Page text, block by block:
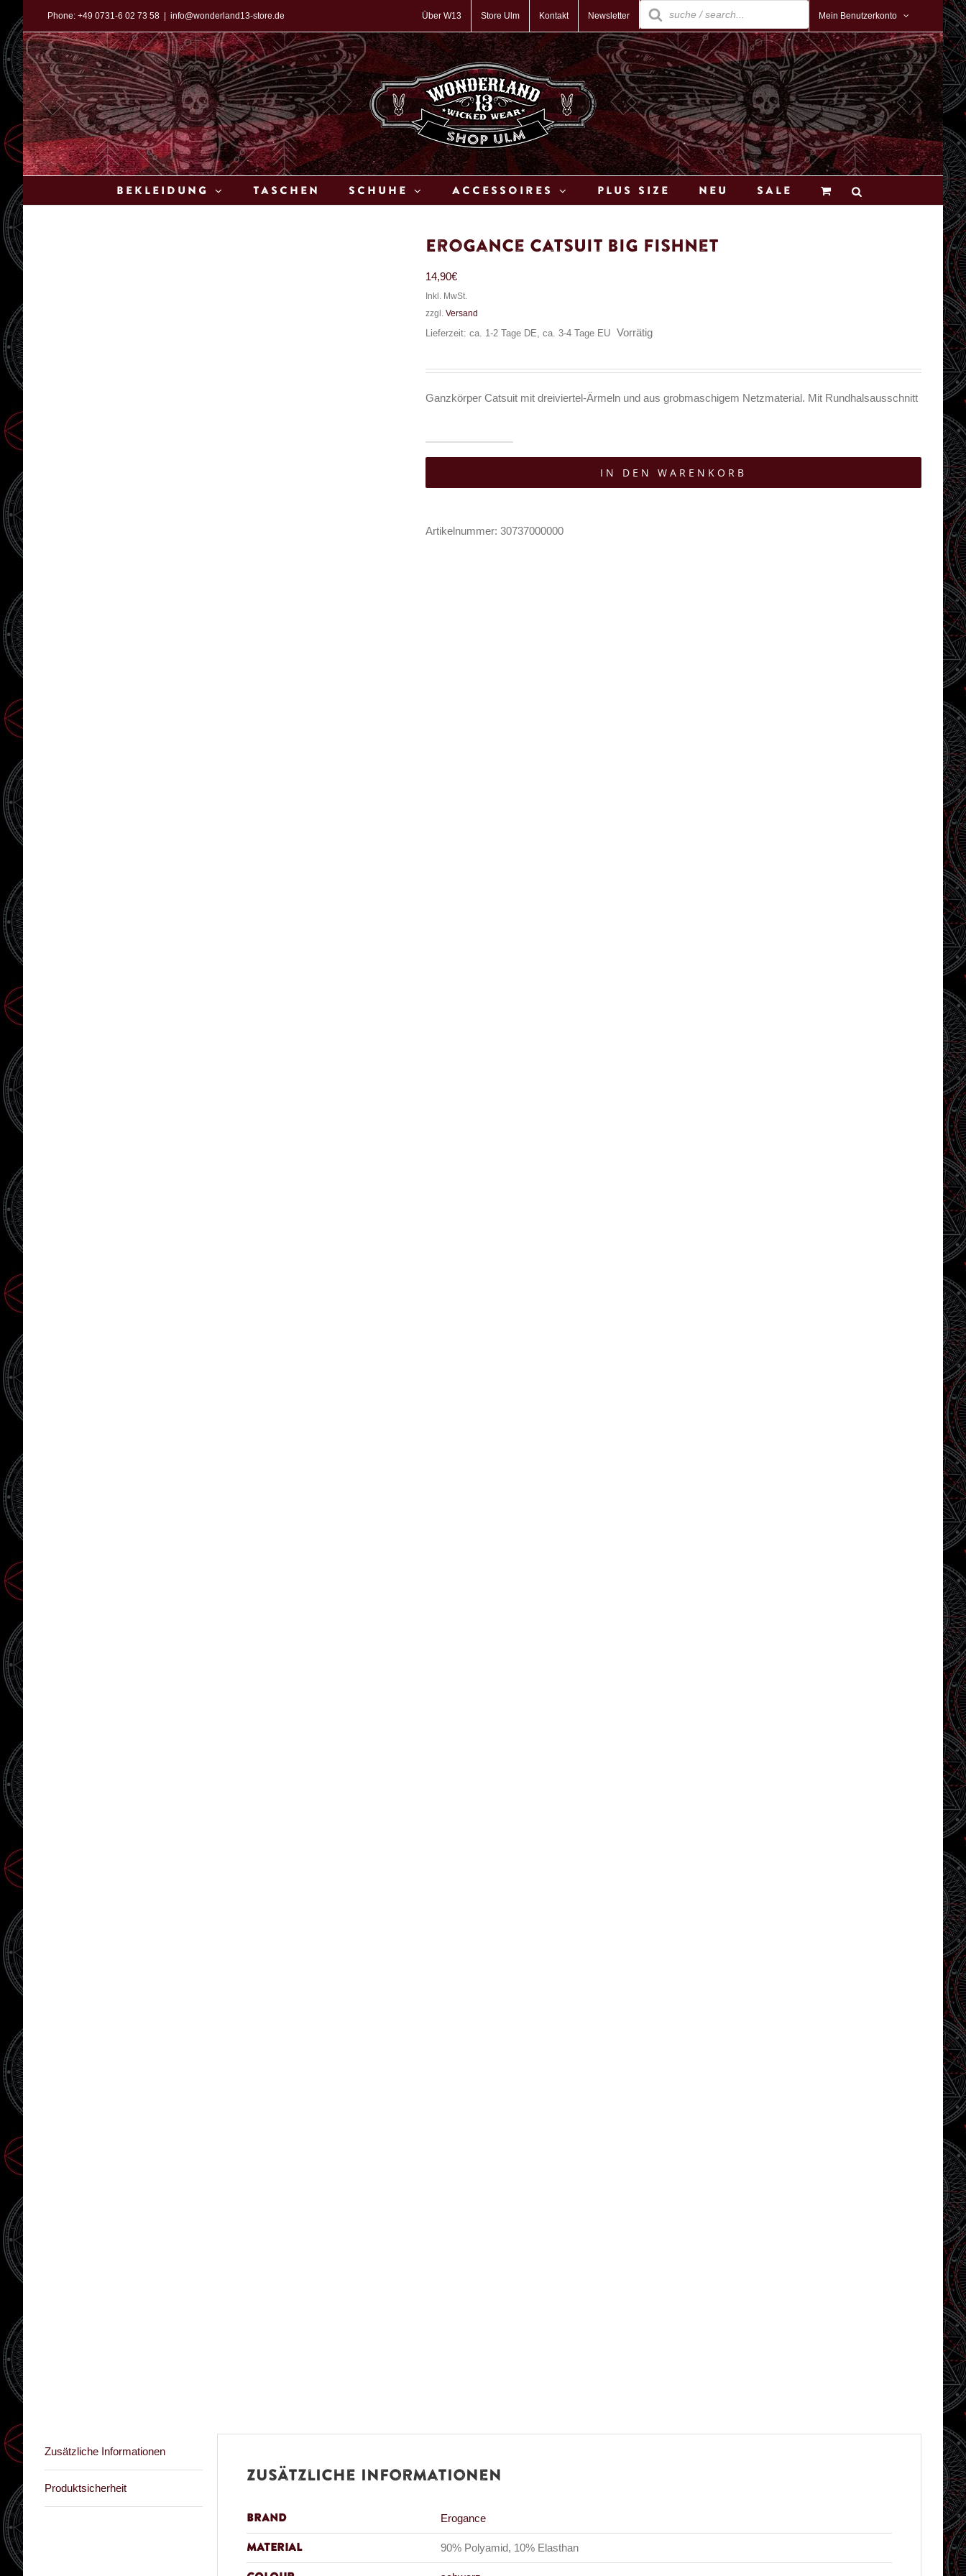
Inhalt
springen
Phone: +49 0731-6 02 73 58 info@wonderland13-store.de Über W13 Store Ulm Kontakt Newsletter
Products
search
Mein Benutzerkonto
Bekleidung Taschen Schuhe Accessoires Plus Size Neu Sale
Erogance Catsuit Big Fishnet
14,90€
Inkl. MwSt.
zzgl. Versand
Lieferzeit: ca. 1-2 Tage DE, ca. 3-4 Tage EU
Vorrätig
Ganzkörper Catsuit mit dreiviertel-Ärmeln und aus grobmaschigem Netzmaterial. Mit Rundhalsausschnitt
Menge
IN DEN WARENKORB
Artikelnummer: 30737000000
Zusätzliche Informationen
Produktsicherheit
Zusätzliche Informationen
Brand Erogance
Material 90% Polyamid, 10% Elasthan